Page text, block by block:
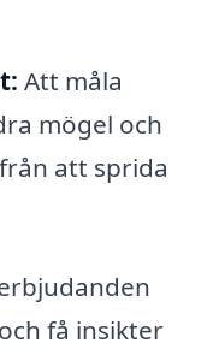
Att måla
mögel och
att sprida
få insikter